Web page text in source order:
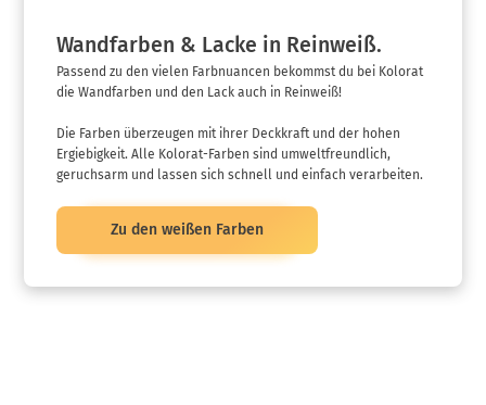
Wandfarben & Lacke in Reinweiß.
Passend zu den vielen Farbnuancen bekommst du bei Kolorat
die Wandfarben und den Lack auch in Reinweiß!
Die Farben überzeugen mit ihrer Deckkraft und der hohen
Ergiebigkeit. Alle Kolorat-Farben sind umweltfreundlich,
geruchsarm und lassen sich schnell und einfach verarbeiten.
Zu den weißen Farben